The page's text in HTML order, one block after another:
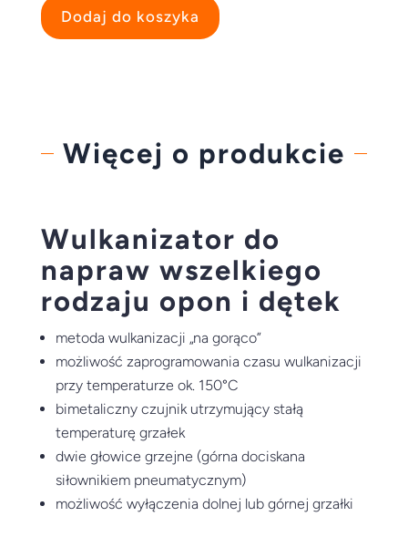
Dodaj do koszyka
Więcej o produkcie
Wulkanizator do
napraw wszelkiego
rodzaju opon i dętek
metoda wulkanizacji „na gorąco”
możliwość zaprogramowania czasu wulkanizacji
przy temperaturze ok. 150°C
bimetaliczny czujnik utrzymujący stałą
temperaturę grzałek
dwie głowice grzejne (górna dociskana
siłownikiem pneumatycznym)
możliwość wyłączenia dolnej lub górnej grzałki